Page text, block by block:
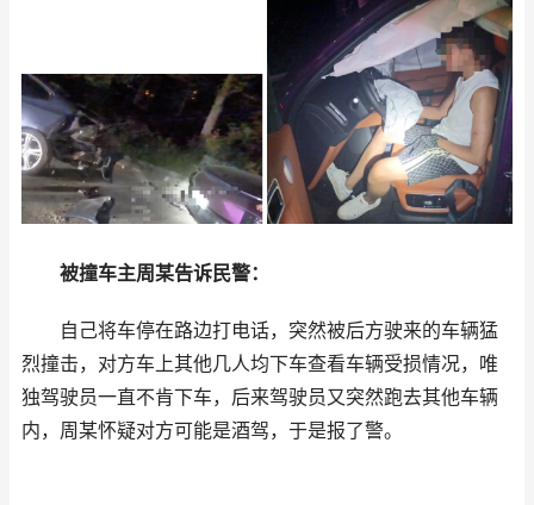
被撞车主周某告诉民警：
自己将车停在路边打电话，突然被后方驶来的车辆猛
烈撞击，对方车上其他几人均下车查看车辆受损情况，唯
独驾驶员一直不肯下车，后来驾驶员又突然跑去其他车辆
内，周某怀疑对方可能是酒驾，于是报了警。